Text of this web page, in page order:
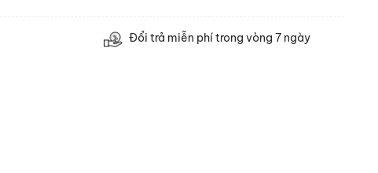
Đổi trả miễn phí trong vòng 7 ngày